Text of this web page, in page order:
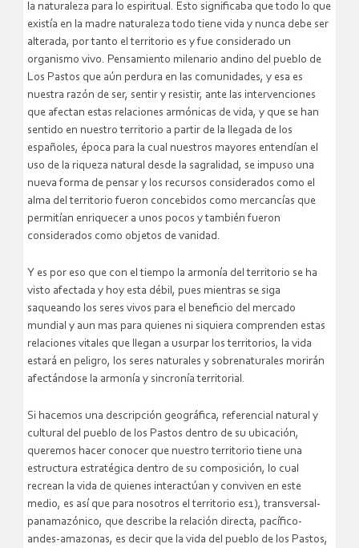
la naturaleza para lo espiritual. Esto significaba que todo lo que
existía en la madre naturaleza todo tiene vida y nunca debe ser
alterada, por tanto el territorio es y fue considerado un
organismo vivo. Pensamiento milenario andino del pueblo de
Los Pastos que aún perdura en las comunidades, y esa es
nuestra razón de ser, sentir y resistir, ante las intervenciones
que afectan estas relaciones armónicas de vida, y que se han
sentido en nuestro territorio a partir de la llegada de los
españoles, época para la cual nuestros mayores entendían el
uso de la riqueza natural desde la sagralidad, se impuso una
nueva forma de pensar y los recursos considerados como el
alma del territorio fueron concebidos como mercancías que
permitían enriquecer a unos pocos y también fueron
considerados como objetos de vanidad.
Y es por eso que con el tiempo la armonía del territorio se ha
visto afectada y hoy esta débil, pues mientras se siga
saqueando los seres vivos para el beneficio del mercado
mundial y aun mas para quienes ni siquiera comprenden estas
relaciones vitales que llegan a usurpar los territorios, la vida
estará en peligro, los seres naturales y sobrenaturales morirán
afectándose la armonía y sincronía territorial.
Si hacemos una descripción geográfica, referencial natural y
cultural del pueblo de los Pastos dentro de su ubicación,
queremos hacer conocer que nuestro territorio tiene una
estructura estratégica dentro de su composición, lo cual
recrean la vida de quienes interactúan y conviven en este
medio, es así que para nosotros el territorio es1), transversal-
panamazónico, que describe la relación directa, pacífico-
andes-amazonas, es decir que la vida del pueblo de los Pastos,